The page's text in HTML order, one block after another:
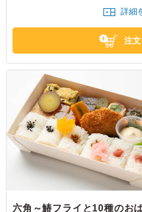
ご飯との相性も良く、おばんざいとの
足感のある内容に仕上げました。
また、お肉がメインでありながら比較
るため、幅広い年代の方にお楽しみい
ぜひ皆様ご一緒に、先斗町京おばんざ
詳細
注
六角～鰆フライと10種のお